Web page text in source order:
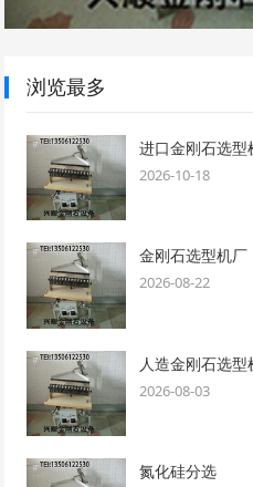
浏览最多
进口金刚石选型
2026-10-18
金刚石选型机厂
2026-08-22
人造金刚石选型
2026-08-03
氮化硅分选